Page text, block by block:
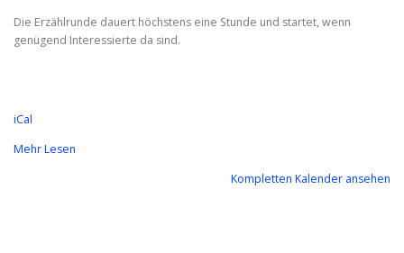
Die Erzählrunde dauert höchstens eine Stunde und startet, wenn
genügend Interessierte da sind.
iCal
Mehr Lesen
Kompletten Kalender ansehen